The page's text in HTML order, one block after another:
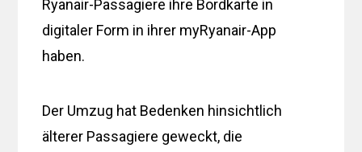
Ryanair-Passagiere ihre Bordkarte in
digitaler Form in ihrer myRyanair-App
haben.
Der Umzug hat Bedenken hinsichtlich
älterer Passagiere geweckt, die